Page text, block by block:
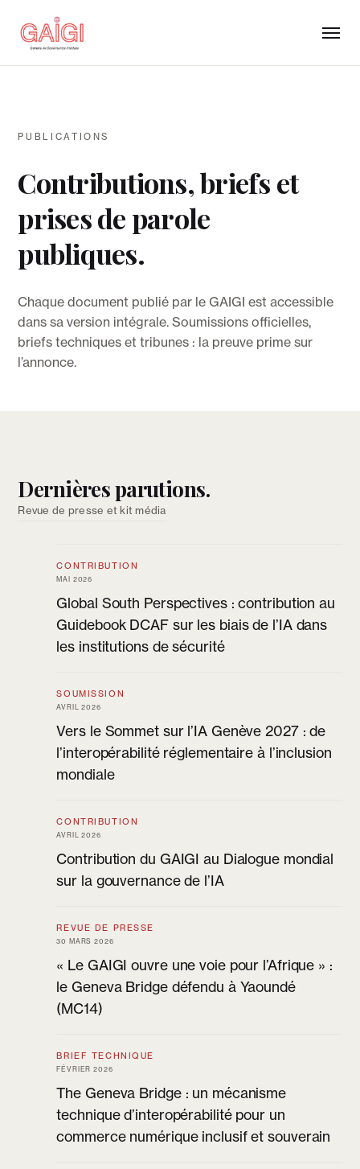
PUBLICATIONS
Contributions, briefs et
prises de parole
publiques.
Chaque document publié par le GAIGI est accessible
dans sa version intégrale. Soumissions officielles,
briefs techniques et tribunes : la preuve prime sur
l’annonce.
Dernières parutions.
Revue de presse et kit média
CONTRIBUTION
MAI 2026
Global South Perspectives : contribution au
Guidebook DCAF sur les biais de l’IA dans
les institutions de sécurité
SOUMISSION
AVRIL 2026
Vers le Sommet sur l’IA Genève 2027 : de
l’interopérabilité réglementaire à l’inclusion
mondiale
CONTRIBUTION
AVRIL 2026
Contribution du GAIGI au Dialogue mondial
sur la gouvernance de l’IA
REVUE DE PRESSE
30 MARS 2026
« Le GAIGI ouvre une voie pour l’Afrique » :
le Geneva Bridge défendu à Yaoundé
(MC14)
BRIEF TECHNIQUE
FÉVRIER 2026
The Geneva Bridge : un mécanisme
technique d’interopérabilité pour un
commerce numérique inclusif et souverain